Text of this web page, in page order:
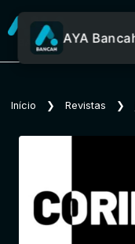
AYA
Início ❯ Revistas ❯